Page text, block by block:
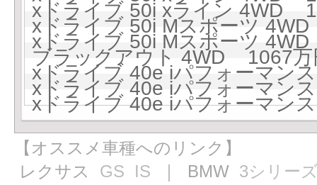
xドライブ 50i xライン 4WD
xドライブ 50i Mスポーツ
xドライブ 50i Mスポーツ
ブラックアウト 4WD 1067
xドライブ 40e iパフォーマ
xドライブ 40e iパフォーマン
xドライブ 40e iパフォーマン
【オススメ車種へのリンク】
レクサス GS IS ｜ BMW 3シリー